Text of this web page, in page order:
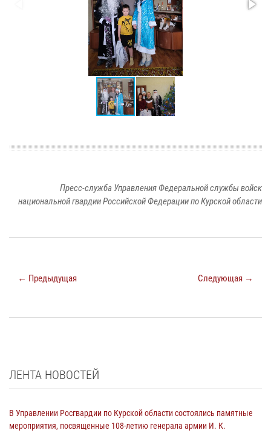
Пресс-служба Управления Федеральной службы войск
национальной гвардии Российской Федерации по Курской области
← Предыдущая Следующая →
ЛЕНТА НОВОСТЕЙ
В Управлении Росгвардии по Курской области состоялись памятные
мероприятия, посвященные 108-летию генерала армии И. К.